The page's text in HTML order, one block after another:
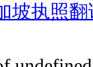
坡执照